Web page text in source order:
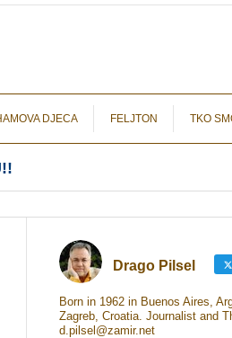
DJECA FELJTON TKO
Drago Pilsel
Born in 1962 in Buenos Aires,
Zagreb, Croatia. Journalist and
d.pilsel@zamir.net